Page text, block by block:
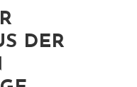
DER B